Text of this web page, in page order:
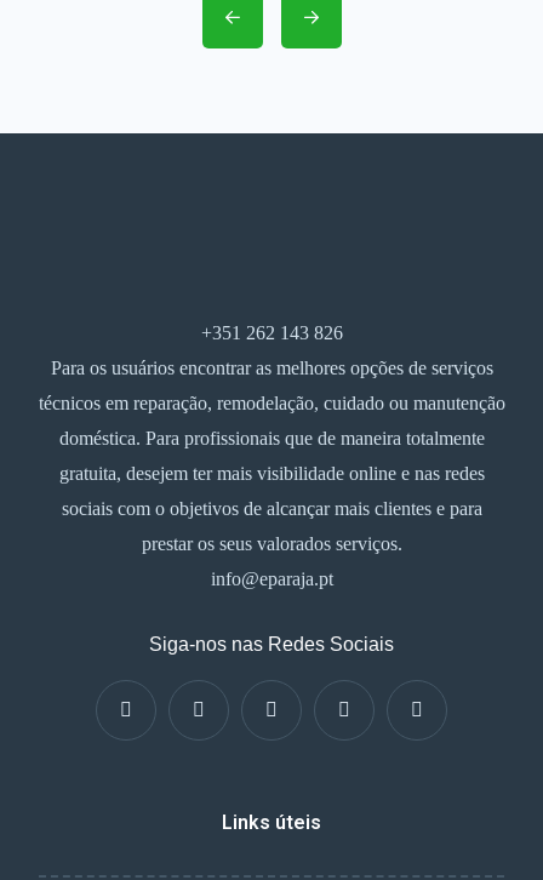
+351 262 143 826
Para os usuários encontrar as melhores opções de serviços
técnicos em reparação, remodelação, cuidado ou manutenção
doméstica. Para profissionais que de maneira totalmente
gratuita, desejem ter mais visibilidade online e nas redes
sociais com o objetivos de alcançar mais clientes e para
prestar os seus valorados serviços.
info@eparaja.pt
Siga-nos nas Redes Sociais
Links úteis